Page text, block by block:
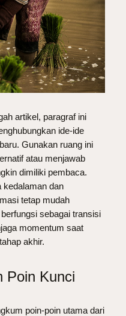
artikel, paragraf ini
ide-ide
Gunakan ruang ini
atau menjawab
dimiliki pembaca.
kedalaman dan
tetap mudah
sebagai transisi
momentum saat
akhir.
Poin Kunci
poin-poin utama dari